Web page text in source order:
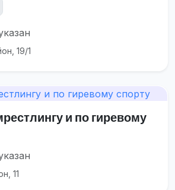
19/1
и по гиревому
11